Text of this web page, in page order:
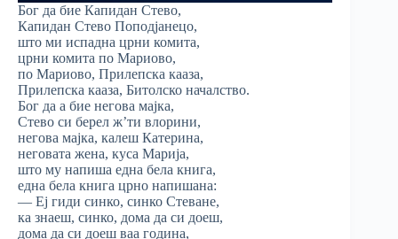
Бог да бие Капидан Стево,
Капидан Стево Поподјанецо,
што ми испадна црни комита,
црни комита по Мариово,
по Мариово, Прилепска кааза,
Прилепска кааза, Битолско началство.
Бог да а бие негова мајка,
Стево си берел ж’ти влорини,
негова мајка, калеш Катерина,
неговата жена, куса Марија,
што му напиша една бела книга,
една бела книга црно напишана:
— Еј гиди синко, синко Стеване,
ка знаеш, синко, дома да си доеш,
дома да си доеш ваа година,